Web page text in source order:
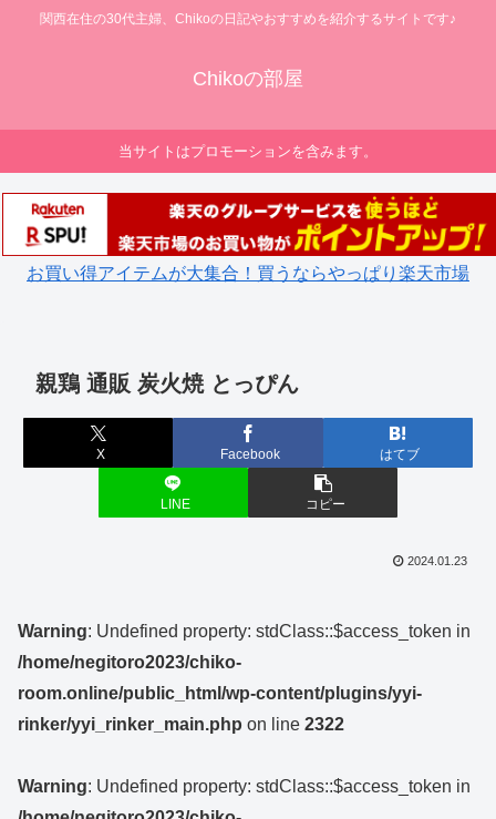
関西在住の30代主婦、Chikoの日記やおすすめを紹介するサイトです♪
Chikoの部屋
当サイトはプロモーションを含みます。
お買い得アイテムが大集合！買うならやっぱり楽天市場
親鶏 通販 炭火焼 とっぴん
X Facebook はてブ
LINE コピー
2024.01.23
Warning: Undefined property: stdClass::$access_token in
/home/negitoro2023/chiko-
room.online/public_html/wp-content/plugins/yyi-
rinker/yyi_rinker_main.php on line 2322
Warning: Undefined property: stdClass::$access_token in